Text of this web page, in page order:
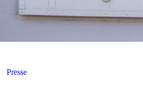
Presse